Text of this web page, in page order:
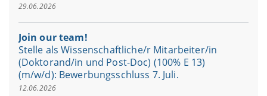
29.06.2026
Join our team!
Stelle als Wissenschaftliche/r Mitarbeiter/in
(Doktorand/in und Post-Doc) (100% E 13)
(m/w/d): Bewerbungsschluss 7. Juli.
12.06.2026